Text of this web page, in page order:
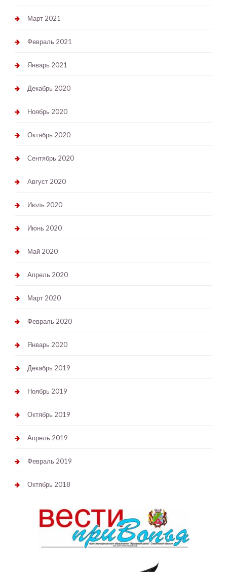
Март 2021
Февраль 2021
Январь 2021
Декабрь 2020
Ноябрь 2020
Октябрь 2020
Сентябрь 2020
Август 2020
Июль 2020
Июнь 2020
Май 2020
Апрель 2020
Март 2020
Февраль 2020
Январь 2020
Декабрь 2019
Ноябрь 2019
Октябрь 2019
Апрель 2019
Февраль 2019
Октябрь 2018